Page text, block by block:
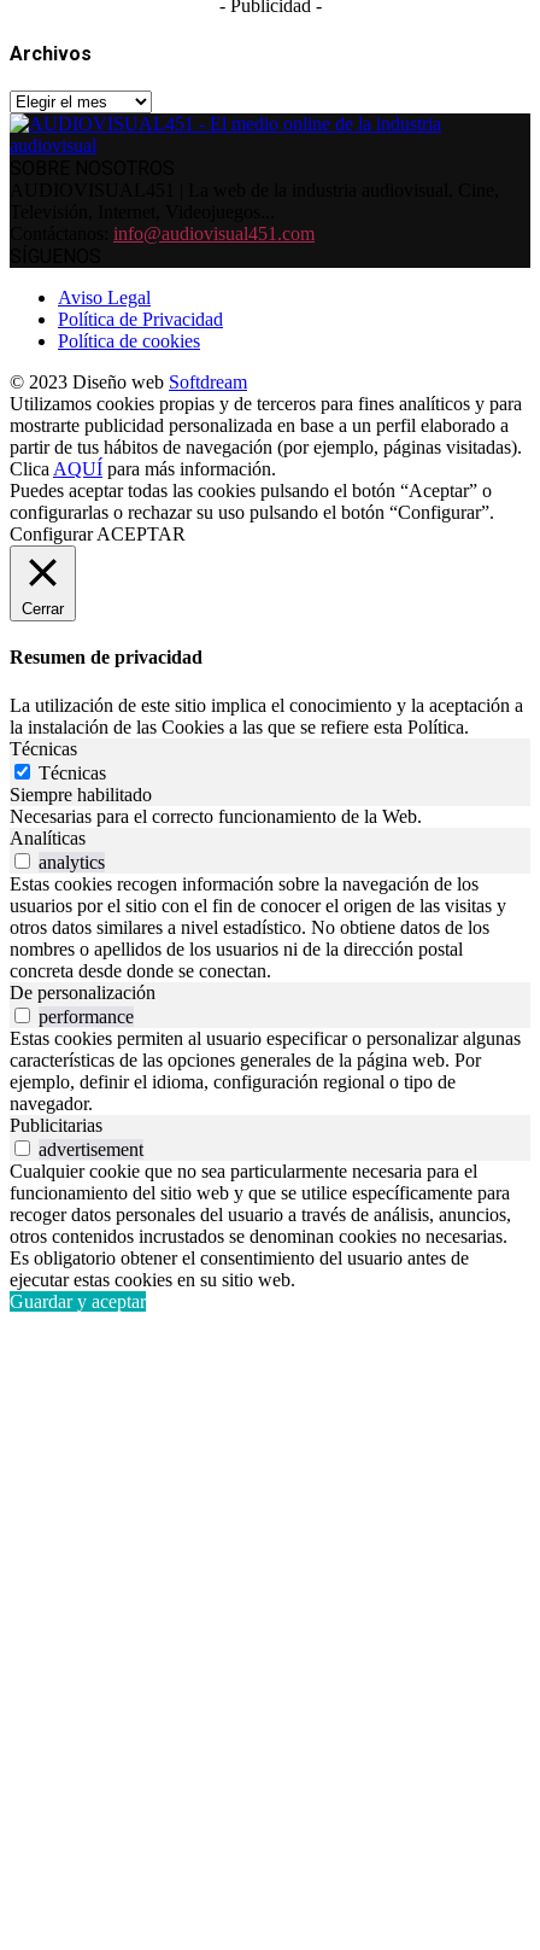
- Publicidad -
Archivos
Archivos
info@audiovisual451.com
Aviso Legal
Política de Privacidad
Política de cookies
© 2023 Diseño web Softdream
Utilizamos cookies propias y de terceros para fines analíticos y para
mostrarte publicidad personalizada en base a un perfil elaborado a
partir de tus hábitos de navegación (por ejemplo, páginas visitadas).
Clica AQUÍ para más información.
Puedes aceptar todas las cookies pulsando el botón “Aceptar” o
configurarlas o rechazar su uso pulsando el botón “Configurar”.
Configurar ACEPTAR
Cerrar
Resumen de privacidad
La utilización de este sitio implica el conocimiento y la aceptación a
la instalación de las Cookies a las que se refiere esta Política.
Técnicas
Técnicas
Siempre habilitado
Necesarias para el correcto funcionamiento de la Web.
Analíticas
analytics
Estas cookies recogen información sobre la navegación de los
usuarios por el sitio con el fin de conocer el origen de las visitas y
otros datos similares a nivel estadístico. No obtiene datos de los
nombres o apellidos de los usuarios ni de la dirección postal
concreta desde donde se conectan.
De personalización
performance
Estas cookies permiten al usuario especificar o personalizar algunas
características de las opciones generales de la página web. Por
ejemplo, definir el idioma, configuración regional o tipo de
navegador.
Publicitarias
advertisement
Cualquier cookie que no sea particularmente necesaria para el
funcionamiento del sitio web y que se utilice específicamente para
recoger datos personales del usuario a través de análisis, anuncios,
otros contenidos incrustados se denominan cookies no necesarias.
Es obligatorio obtener el consentimiento del usuario antes de
ejecutar estas cookies en su sitio web.
Guardar y aceptar